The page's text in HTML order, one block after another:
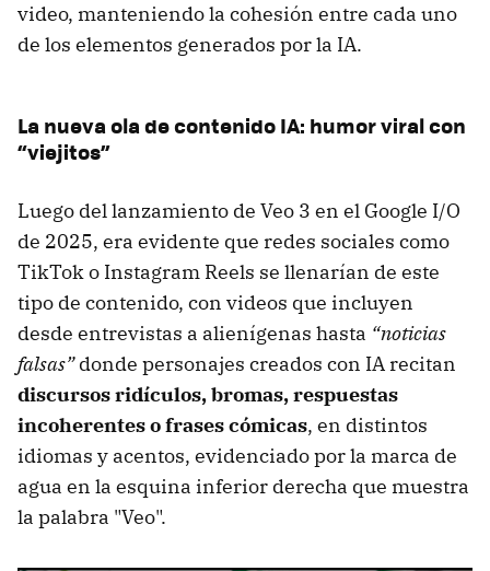
video, manteniendo la cohesión entre cada uno
de los elementos generados por la IA.
La nueva ola de contenido IA: humor viral con
“viejitos”
Luego del lanzamiento de Veo 3 en el Google I/O
de 2025, era evidente que redes sociales como
TikTok o Instagram Reels se llenarían de este
tipo de contenido, con videos que incluyen
desde entrevistas a alienígenas hasta “noticias
falsas”donde personajes creados con IA recitan
discursos ridículos, bromas, respuestas
incoherentes o frases cómicas, en distintos
idiomas y acentos, evidenciado por la marca de
agua en la esquina inferior derecha que muestra
la palabra "Veo".